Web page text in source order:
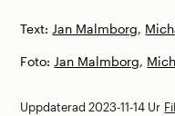
Text: Jan Malmborg,
Foto: Jan Malmborg,
Uppdaterad 2023-11-14 Ur